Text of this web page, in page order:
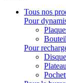
Tous nos
Pour
Pour